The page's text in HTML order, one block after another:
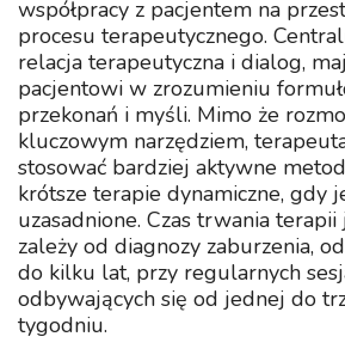
współpracy z pacjentem na
procesu terapeutycznego.
relacja terapeutyczna i dialog,
pacjentowi w zrozumieniu
przekonań i myśli. Mimo że
kluczowym narzędziem,
stosować bardziej aktywne
krótsze terapie dynamiczne, gdy
uzasadnione. Czas trwania
zależy od diagnozy zaburzenia,
do kilku lat, przy regularnych
odbywających się od jednej do
tygodniu.